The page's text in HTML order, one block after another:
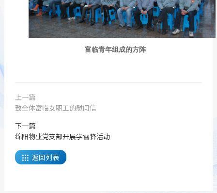
富临青年组成的方阵
上一篇
致全体富临女职工的慰问信
下一篇
绵阳物业党支部开展学雷锋活动
 返回列表